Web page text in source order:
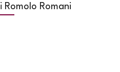
Romolo Romani